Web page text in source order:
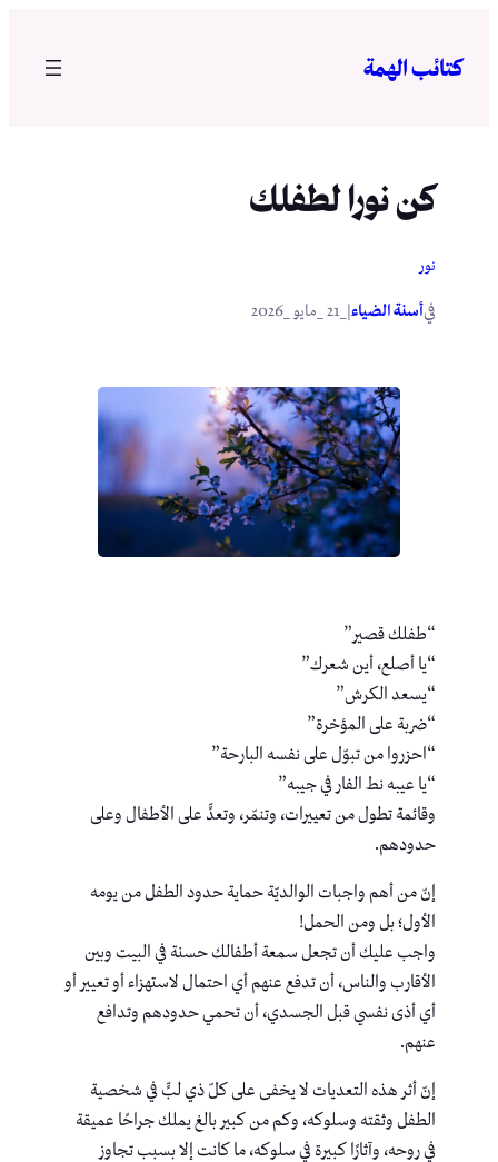
المحتوى
كتائب الهمة
كن نورا لطفلك
نور
فيأسنة الضياء
“طفلك قصير”
“يا أصلع، أين شعرك”
“يسعد الكرش”
“ضربة على المؤخرة”
“احزروا من تبوّل على نفسه البارحة”
“يا عيبه نط الفار في جيبه”
وقائمة تطول من تعييرات، وتنمّر، وتعدٍّ على الأطفال وعلى
حدودهم.
إنّ من أهم واجبات الوالديّة حماية حدود الطفل من يومه
الأول؛ بل ومن الحمل!
واجب عليك أن تجعل سمعة أطفالك حسنة في البيت وبين
الأقارب والناس، أن تدفع عنهم أي احتمال لاستهزاء أو تعيير أو
أي أذى نفسي قبل الجسدي، أن تحمي حدودهم وتدافع
عنهم.
إنّ أثر هذه التعديات لا يخفى على كلّ ذي لبٍّ في شخصية
الطفل وثقته وسلوكه، وكم من كبير بالغ يملك جراحًا عميقة
في روحه، وآثارًا كبيرة في سلوكه، ما كانت إلا بسبب تجاوز